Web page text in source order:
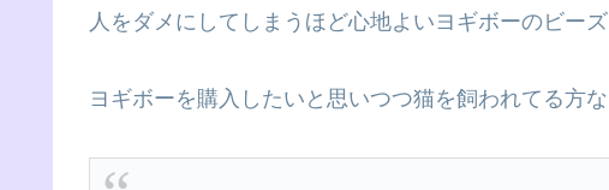
人をダメにしてしまうほど心地よいヨギボーのビーズ
ヨギボーを購入したいと思いつつ猫を飼われてる方